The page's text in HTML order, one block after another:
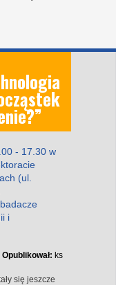
- 17.30 w
(ul.
i
Opublikował: ks
się jeszcze